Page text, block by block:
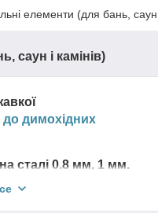
елементи (для бань, саун
саун і камінів)
димохідних
сталі 0.8 мм, 1 мм.